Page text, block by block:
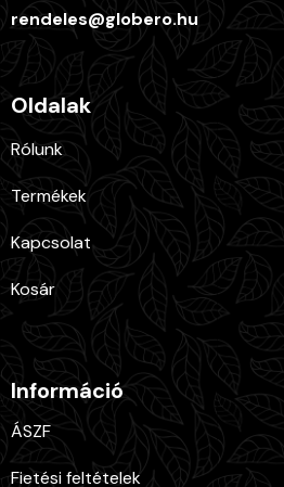
rendeles@globero.hu
Oldalak
Rólunk
Termékek
Kapcsolat
Kosár
Információ
ÁSZF
Fietési feltételek